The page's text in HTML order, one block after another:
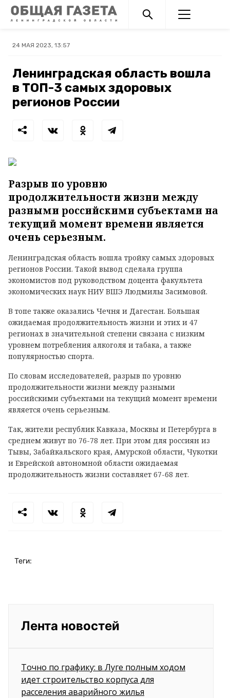
24 МАЯ 2023, 13:57
Ленинградская область вошла
в ТОП-3 самых здоровых
регионов России
Разрыв по уровню
продолжительности жизни между
разными российскими субъектами на
текущий момент времени является
очень серьезным.
Ленинградская область вошла тройку самых здоровых
регионов России. Такой вывод сделала группа
экономистов под руководством доцента факультета
экономических наук НИУ ВШЭ Людмилы Засимовой.
В топе также оказались Чечня и Дагестан. Большая
ожидаемая продолжительность жизни и этих и 47
регионах в значительной степени связана с низким
уровнем потребления алкоголя и табака, а также
популярностью спорта.
По словам исследователей, разрыв по уровню
продолжительности жизни между разными
российскими субъектами на текущий момент времени
является очень серьезным.
Так, жители республик Кавказа, Москвы и Петербурга в
среднем живут по 76-78 лет. При этом для россиян из
Тывы, Забайкальского края, Амурской области, Чукотки
и Еврейской автономной области ожидаемая
продолжительность жизни составляет 67-68 лет.
Теги:
Лента новостей
Точно по графику: в Луге полным ходом
идет строительство корпуса для
расселения аварийного жилья